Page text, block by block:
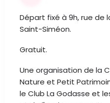
Départ fixé à 9h, rue de
Saint-Siméon.
Gratuit.
Une organisation de la
Nature et Petit
le Club La Godasse et